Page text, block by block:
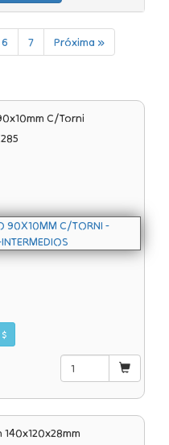
6 7 Próxima »
C/torni
Precio $